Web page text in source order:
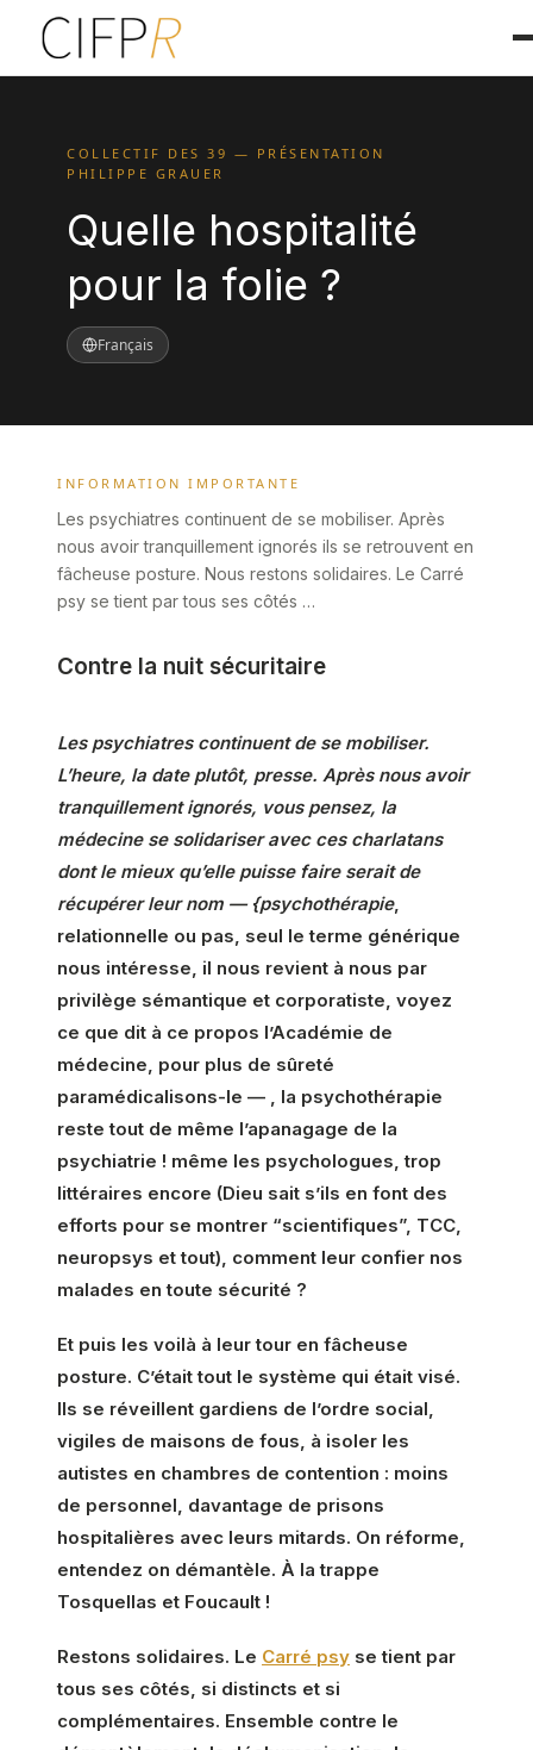
COLLECTIF DES 39 — PRÉSENTATION
PHILIPPE GRAUER
Quelle hospitalité
pour la folie ?
Français
INFORMATION IMPORTANTE
Les psychiatres continuent de se mobiliser. Après
nous avoir tranquillement ignorés ils se retrouvent en
fâcheuse posture. Nous restons solidaires. Le Carré
psy se tient par tous ses côtés …
Contre la nuit sécuritaire
Les psychiatres continuent de se mobiliser.
L’heure, la date plutôt, presse. Après nous avoir
tranquillement ignorés, vous pensez, la
médecine se solidariser avec ces charlatans
dont le mieux qu’elle puisse faire serait de
récupérer leur nom — {psychothérapie,
relationnelle ou pas, seul le terme générique
nous intéresse, il nous revient à nous par
privilège sémantique et corporatiste, voyez
ce que dit à ce propos l’Académie de
médecine, pour plus de sûreté
paramédicalisons-le — , la psychothérapie
reste tout de même l’apanagage de la
psychiatrie ! même les psychologues, trop
littéraires encore (Dieu sait s’ils en font des
efforts pour se montrer “scientifiques”, TCC,
neuropsys et tout), comment leur confier nos
malades en toute sécurité ?
Et puis les voilà à leur tour en fâcheuse
posture. C’était tout le système qui était visé.
Ils se réveillent gardiens de l’ordre social,
vigiles de maisons de fous, à isoler les
autistes en chambres de contention : moins
de personnel, davantage de prisons
hospitalières avec leurs mitards. On réforme,
entendez on démantèle. À la trappe
Tosquellas et Foucault !
Restons solidaires. Le Carré psy se tient par
tous ses côtés, si distincts et si
complémentaires. Ensemble contre le